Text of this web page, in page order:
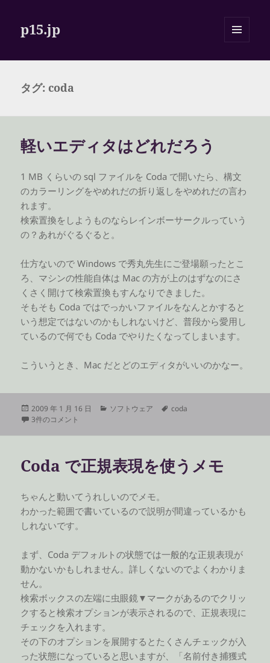
p15.jp
ーとウ
タグ: coda
軽いエディタはどれだろう
1 MB くらいの sql ファイルを Coda で開いたら、構文
のカラーリングをやめれだの折り返しをやめれだの言わ
れます。
検索置換をしようものならレインボーサークルっていう
の？あれがぐるぐると。
仕方ないので Windows で秀丸先生にご登場願ったとこ
ろ、マシンの性能自体は Mac の方が上のはずなのにさ
くさく開けて検索置換もすんなりできました。
そもそも Coda ではでっかいファイルをなんとかすると
いう想定ではないのかもしれないけど、普段から愛用し
ているので何でも Coda でやりたくなってしまいます。
こういうとき、Mac だとどのエディタがいいのかなー。
投
稿
2009 年 1 月 16 日
カ
ソフトウェア
タ
coda
軽いエディタはどれだろう への
3件のコメント
Coda で正規表現を使うメモ
ちゃんと動いてうれしいのでメモ。
わかった範囲で書いているので説明が間違っているかも
しれないです。
まず、Coda デフォルトの状態では一般的な正規表現が
動かないかもしれません。詳しくないのでよくわかりま
せん。
検索ボックスの左端に虫眼鏡▼マークがあるのでクリッ
クすると検索オプションが表示されるので、正規表現に
チェックを入れます。
その下のオプションを展開するとたくさんチェックが入
った状態になっていると思いますが、「名前付き捕獲式